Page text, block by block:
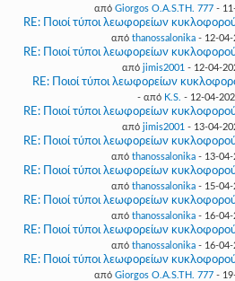
από Giorgos O.A.S.TH. 777-
RE: Ποιοί τύποι λεωφορείων
από thanossalonika - 12-04-
RE: Ποιοί τύποι λεωφορείων
από jimis2001 - 12-04-
RE: Ποιοί τύποι λεωφορείων
- από K.S. - 12-04-
RE: Ποιοί τύποι λεωφορείων
από jimis2001 - 13-04-
RE: Ποιοί τύποι λεωφορείων
από thanossalonika - 13-04-
RE: Ποιοί τύποι λεωφορείων
από thanossalonika - 15-04-
RE: Ποιοί τύποι λεωφορείων
από thanossalonika - 16-04-
RE: Ποιοί τύποι λεωφορείων
από thanossalonika - 16-04-
RE: Ποιοί τύποι λεωφορείων
από Giorgos O.A.S.TH. 777-